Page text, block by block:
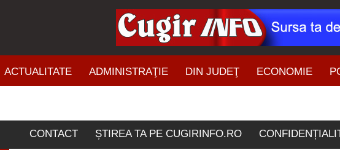
ACTUALITATE ADMINISTRAŢIE DIN JUDEŢ ECONOMIE
CONTACT ȘTIREA TA PE CUGIRINFO.RO